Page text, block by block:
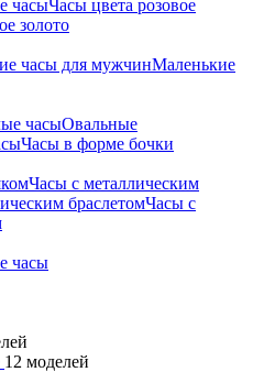
часыЧасы цвета розовое
золото
часы для мужчинМаленькие
часыОвальные
Часы в форме бочки
Часы с металлическим
браслетомЧасы с
часы
12 моделей